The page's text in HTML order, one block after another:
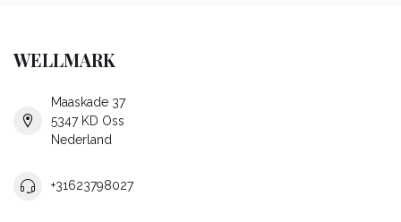
WELLMARK
Maaskade 37
5347 KD Oss
Nederland
+31623798027